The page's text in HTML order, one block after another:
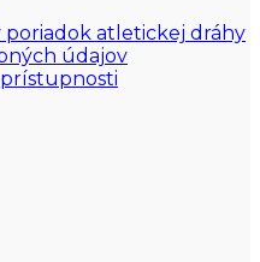
poriadok atletickej dráhy
údajov